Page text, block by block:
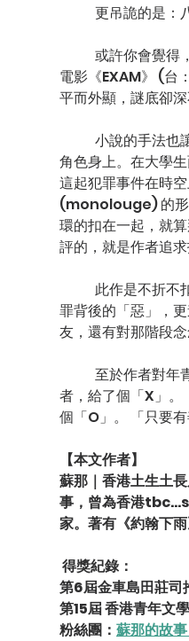
更吊詭的是：
電影《EXAM》 (台
平而外顯，謎底卻
角色身上。在大學
這起犯罪事件在時
(monolouge) 的形
環的扣在一起，就
評的，就是作者追
罪背後的「惡」，
友，還有對那階段
者，給了個「X」。
個「O」。 「只要
【本文作者】
蘇那｜香港土生土
事，曾為香港
家。著有《約翰下
得獎紀錄：
第6屆金車島田莊司
第15屆 香港青年文
粉絲團： 蘇那的故